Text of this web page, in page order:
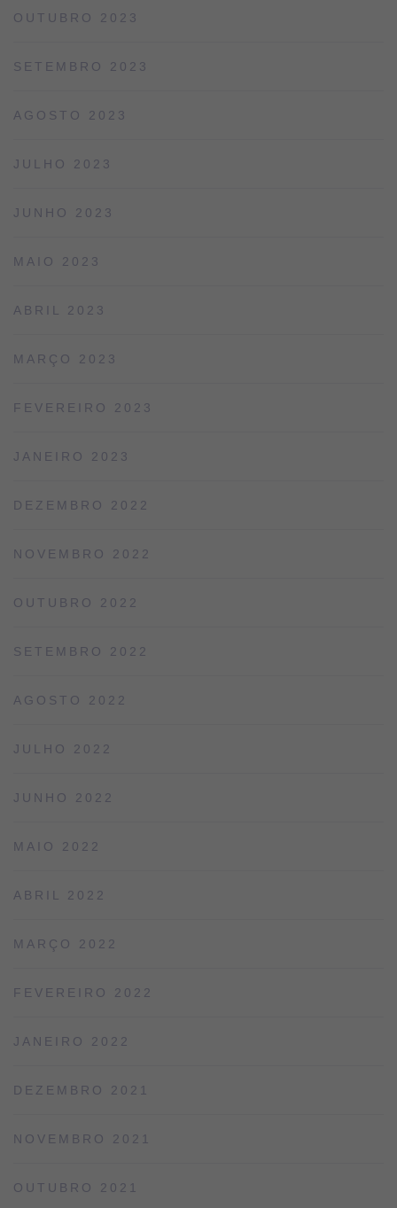
OUTUBRO 2023
SETEMBRO 2023
AGOSTO 2023
JULHO 2023
JUNHO 2023
MAIO 2023
ABRIL 2023
MARÇO 2023
FEVEREIRO 2023
JANEIRO 2023
DEZEMBRO 2022
NOVEMBRO 2022
OUTUBRO 2022
SETEMBRO 2022
AGOSTO 2022
JULHO 2022
JUNHO 2022
MAIO 2022
ABRIL 2022
MARÇO 2022
FEVEREIRO 2022
JANEIRO 2022
DEZEMBRO 2021
NOVEMBRO 2021
OUTUBRO 2021